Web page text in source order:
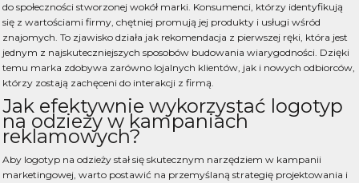
do społeczności stworzonej wokół marki. Konsumenci, którzy identyfikują
się z wartościami firmy, chętniej promują jej produkty i usługi wśród
znajomych. To zjawisko działa jak rekomendacja z pierwszej ręki, która jest
jednym z najskuteczniejszych sposobów budowania wiarygodności. Dzięki
temu marka zdobywa zarówno lojalnych klientów, jak i nowych odbiorców,
którzy zostają zachęceni do interakcji z firmą.
Jak efektywnie wykorzystać logotyp
na odzieży w kampaniach
reklamowych?
Aby logotyp na odzieży stał się skutecznym narzędziem w kampanii
marketingowej, warto postawić na przemyślaną strategię projektowania i